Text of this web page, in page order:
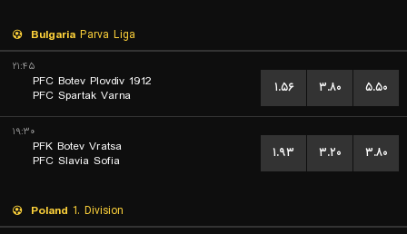
Bulgaria Parva Liga
۲۱:۴۵
PFC Botev Plovdiv 1912
PFC Spartak Varna
۱.۵۶ ۳.۸۰ ۵.۵۰
۱۹:۳۰
PFK Botev Vratsa
PFC Slavia Sofia
۱.۹۳ ۳.۲۰ ۳.۸۰
Poland 1. Division